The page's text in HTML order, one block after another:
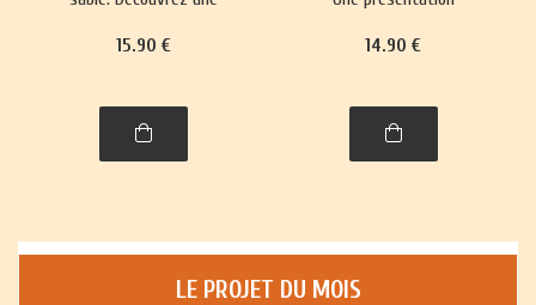
richement illustrés,
histoire et leurs règles.
15.90 €
règles et histoire, de plus
cartes, jeux de plateau,
jeux d'enfants et jeux
14.90 €
LE PROJET DU MOIS